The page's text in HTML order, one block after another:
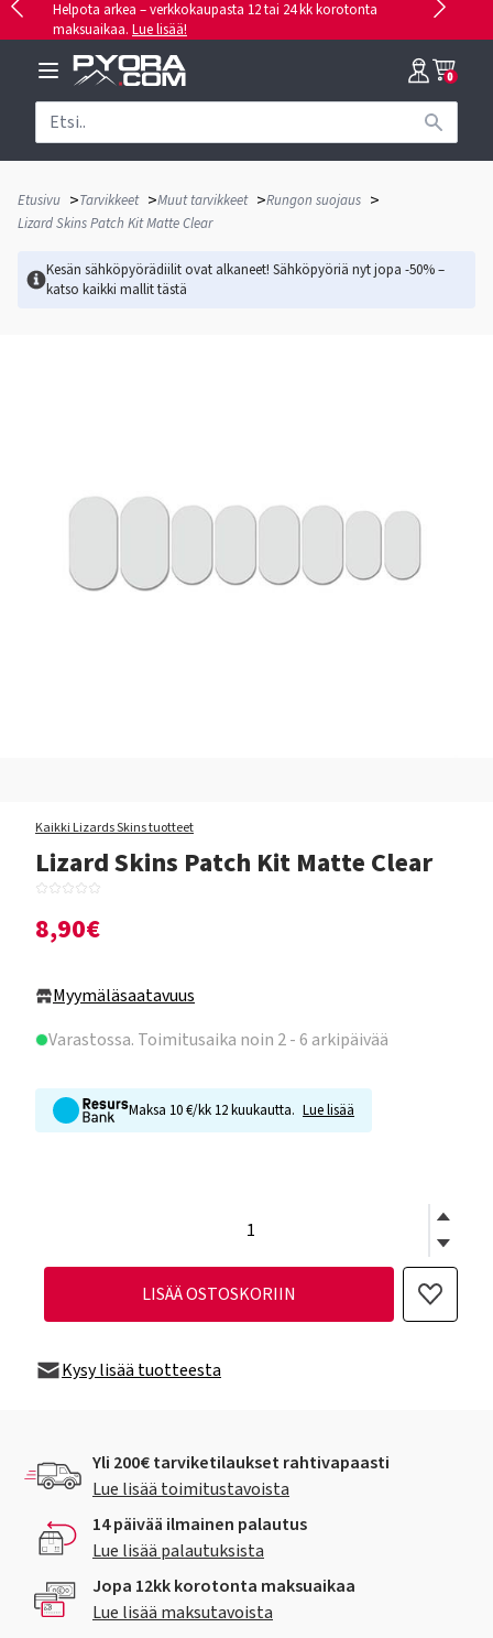
Helpota arkea – verkkokaupasta 12 tai 24 kk korotonta
maksuaikaa. Lue lisää!
0
Etusivu >Tarvikkeet >Muut tarvikkeet >Rungon suojaus >
Lizard Skins Patch Kit Matte Clear
Kesän sähköpyörädiilit ovat alkaneet! Sähköpyöriä nyt jopa -50% –
katso kaikki mallittästä
Kaikki Lizards Skins tuotteet
Lizard Skins Patch Kit Matte Clear
8,90€
Myymäläsaatavuus
Varastossa. Toimitusaika noin 2 - 6 arkipäivää
Maksa 10 €/kk 12 kuukautta. Lue lisää
LISÄÄ OSTOSKORIIN
Kysy lisää tuotteesta
Yli 200€ tarviketilaukset rahtivapaasti
Lue lisää toimitustavoista
14 päivää ilmainen palautus
Lue lisää palautuksista
Jopa 12kk korotonta maksuaikaa
Lue lisää maksutavoista